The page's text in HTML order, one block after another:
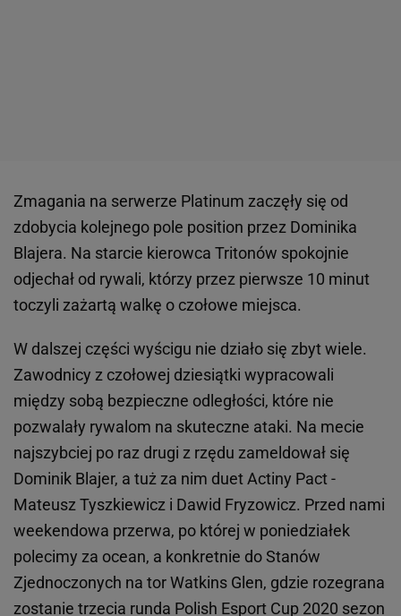
Zmagania na serwerze Platinum zaczęły się od
zdobycia kolejnego pole position przez Dominika
Blajera. Na starcie kierowca Tritonów spokojnie
odjechał od rywali, którzy przez pierwsze 10 minut
toczyli zażartą walkę o czołowe miejsca.
W dalszej części wyścigu nie działo się zbyt wiele.
Zawodnicy z czołowej dziesiątki wypracowali
między sobą bezpieczne odległości, które nie
pozwalały rywalom na skuteczne ataki. Na mecie
najszybciej po raz drugi z rzędu zameldował się
Dominik Blajer, a tuż za nim duet Actiny Pact -
Mateusz Tyszkiewicz i Dawid Fryzowicz. Przed nami
weekendowa przerwa, po której w poniedziałek
polecimy za ocean, a konkretnie do Stanów
Zjednoczonych na tor Watkins Glen, gdzie rozegrana
zostanie trzecia runda Polish Esport Cup 2020 sezon